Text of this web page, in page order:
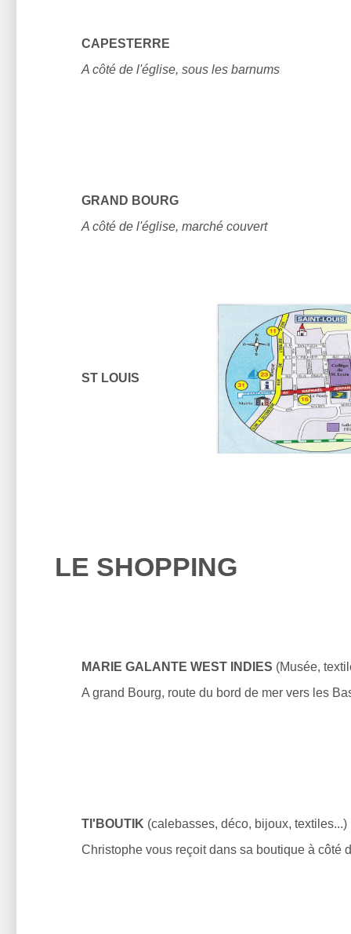
CAPESTERRE
A côté de l'église, sous les barnums
GRAND BOURG
A côté de l'église, marché couvert
ST LOUIS
LE SHOPPING
MARIE GALANTE WEST INDIES (Musée,
A grand Bourg, route du bord de mer vers les
TI'BOUTIK (calebasses, déco, bijoux, textiles...)
Christophe vous reçoit dans sa boutique à côté